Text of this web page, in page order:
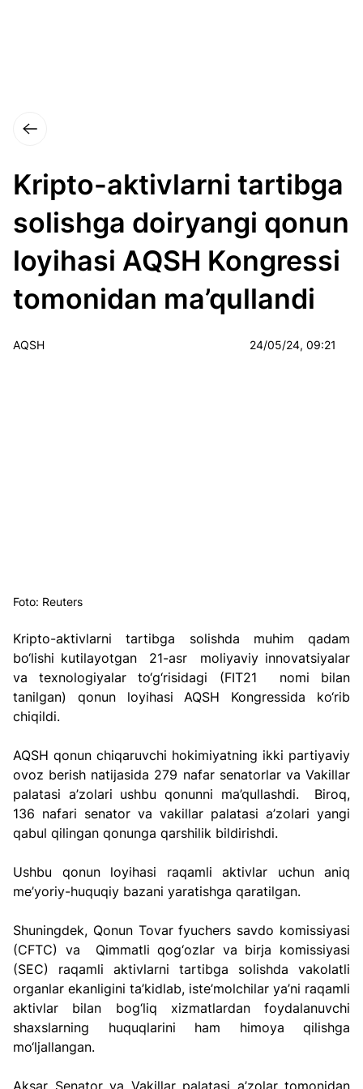
Kripto-aktivlarni tartibga
solishga doiryangi qonun
loyihasi AQSH Kongressi
tomonidan ma’qullandi
AQSH 24/05/24, 09:21
Foto: Reuters
Kripto-aktivlarni tartibga solishda muhim qadam
bo‘lishi kutilayotgan  21-asr  moliyaviy innovatsiyalar
va texnologiyalar to‘g‘risidagi (FIT21  nomi bilan
tanilgan) qonun loyihasi AQSH Kongressida ko‘rib
chiqildi.
AQSH qonun chiqaruvchi hokimiyatning ikki partiyaviy
ovoz berish natijasida 279 nafar senatorlar va Vakillar
palatasi a’zolari ushbu qonunni ma’qullashdi.  Biroq,
136 nafari senator va vakillar palatasi a’zolari yangi
qabul qilingan qonunga qarshilik bildirishdi.
Ushbu qonun loyihasi raqamli aktivlar uchun aniq
me’yoriy-huquqiy bazani yaratishga qaratilgan.
Shuningdek, Qonun Tovar fyuchers savdo komissiyasi
(CFTC) va  Qimmatli qog‘ozlar va birja komissiyasi
(SEC) raqamli aktivlarni tartibga solishda vakolatli
organlar ekanligini ta’kidlab, iste’molchilar ya’ni raqamli
aktivlar bilan bog‘liq xizmatlardan foydalanuvchi
shaxslarning huquqlarini ham himoya qilishga
mo‘ljallangan.